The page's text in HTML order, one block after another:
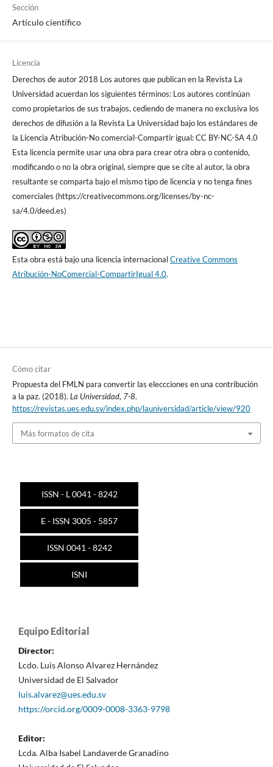
Sección
Artículo científico
Licencia
Derechos de autor 2018 Los autores que publican en la Revista La
Universidad acuerdan los siguientes términos: Los autores continúan
como propietarios de sus trabajos, cediendo de manera no exclusiva los
derechos de difusión a la Revista La Universidad bajo los estándares de
la Licencia Atribución-No comercial-Compartir igual: CC BY-NC-SA 4.0
Esta licencia permite usar una obra para crear otra obra o contenido,
modificando o no la obra original, siempre que se cite al autor, la obra
resultante se comparta bajo el mismo tipo de licencia y no tenga fines
comerciales (https://creativecommons.org/licenses/by-nc-
sa/4.0/deed.es)
Esta obra está bajo una licencia internacionalCreative Commons
Atribución-NoComercial-CompartirIgual 4.0.
Cómo citar
Propuesta del FMLN para convertir las eleccciones en una contribución
a la paz. (2018). La Universidad, 7-8.
https://revistas.ues.edu.sv/index.php/launiversidad/article/view/920
Más formatos de cita
ISSN - L 0041 - 8242
E - ISSN 3005 - 5857
ISSN 0041 - 8242
ISNI
Equipo Editorial
Director:
Lcdo. Luis Alonso Alvarez Hernández
Universidad de El Salvador
luis.alvarez@ues.edu.sv
https://orcid.org/0009-0008-3363-9798
Editor:
Lcda. Alba Isabel Landaverde Granadino